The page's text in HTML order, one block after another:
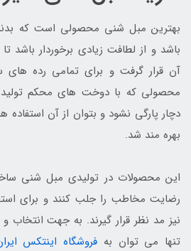
بهترین مبل شنی محصولی است که
باشد و از لطافت زیادی برخوردار باشد
آن قرار گرفت و برای تمامی رده
محصولی که با دوخت های محکم
دچار پارگی نشود و بتوان از آن استفاده
بهره مند شد.
این محصولات در تولیدی مبل شنی
رضایت مخاطب را جلب کنند و برای
نیز مد نظر قرار گیرند. به جهت انتخاب
تنها می توان به فروشگاه اینتکس